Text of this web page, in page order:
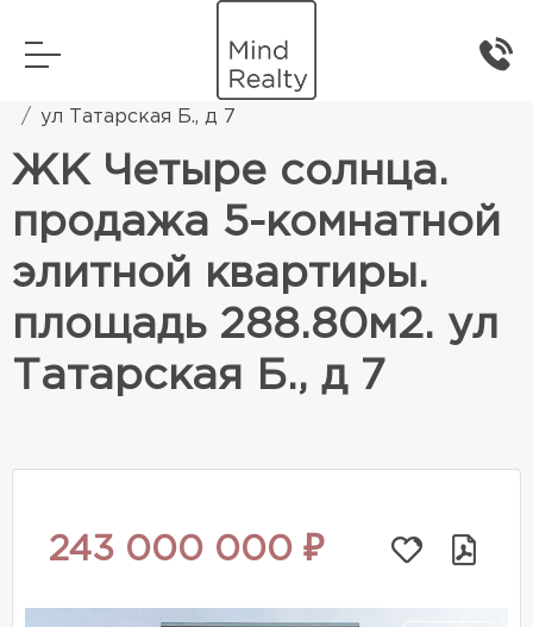
Элитная жилая недвижимость
ул Татарская Б., д 7
ЖК Четыре солнца.
продажа 5-комнатной
элитной квартиры.
площадь 288.80м2. ул
Татарская Б., д 7
243 000 000 ₽